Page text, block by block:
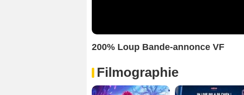
200% Loup Bande-annonce VF
Filmographie